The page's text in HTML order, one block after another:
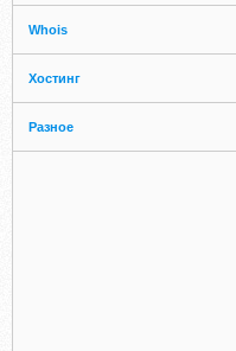
Whois
Хостинг
Разное